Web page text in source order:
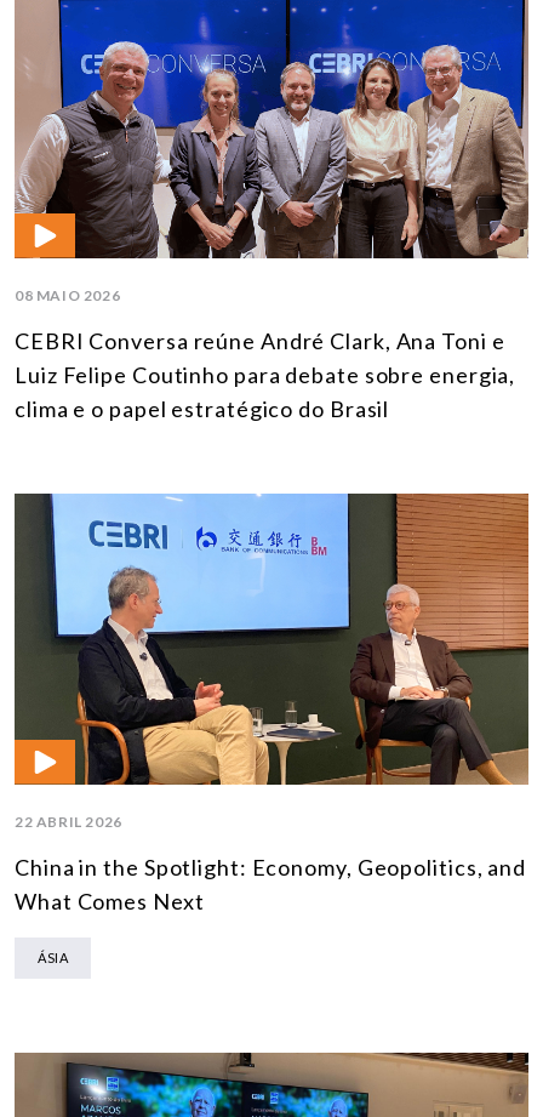
08 MAIO 2026
CEBRI Conversa reúne André Clark, Ana Toni e
Luiz Felipe Coutinho para debate sobre energia,
clima e o papel estratégico do Brasil
22 ABRIL 2026
China in the Spotlight: Economy, Geopolitics, and
What Comes Next
ÁSIA